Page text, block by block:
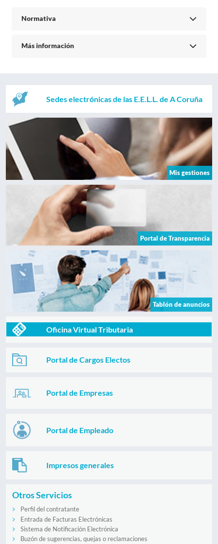
Normativa
Más información
Sedes electrónicas de las E.E.L.L. de A Coruña
Mis gestiones
Portal de Transparencia
Tablón de anuncios
Oficina Virtual Tributaria
Portal de Cargos Electos
Portal de Empresas
Portal de Empleado
Impresos generales
Otros Servicios
Perfil del contratante
Entrada de Facturas Electrónicas
Sistema de Notificación Electrónica
Buzón de sugerencias, quejas o reclamaciones